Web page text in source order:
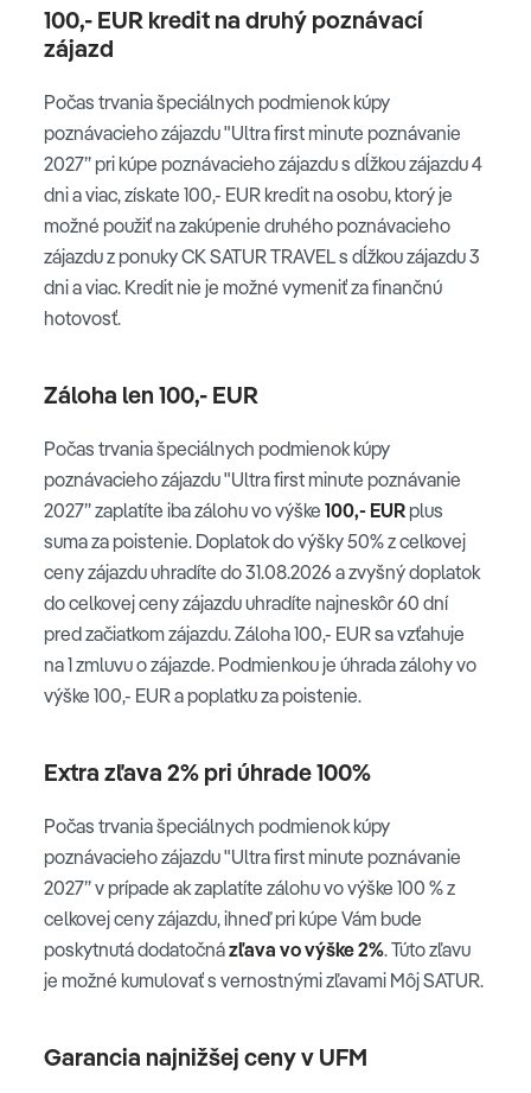
100,- EUR kredit na druhý poznávací
zájazd
Počas trvania špeciálnych podmienok kúpy
poznávacieho zájazdu "Ultra first minute poznávanie
2027” pri kúpe poznávacieho zájazdu s dĺžkou zájazdu 4
dni a viac, získate 100,- EUR kredit na osobu, ktorý je
možné použiť na zakúpenie druhého poznávacieho
zájazdu z ponuky CK SATUR TRAVEL s dĺžkou zájazdu 3
dni a viac. Kredit nie je možné vymeniť za finančnú
hotovosť.
Záloha len 100,- EUR
Počas trvania špeciálnych podmienok kúpy
poznávacieho zájazdu "Ultra first minute poznávanie
2027” zaplatíte iba zálohu vo výške 100,- EUR plus
suma za poistenie. Doplatok do výšky 50% z celkovej
ceny zájazdu uhradíte do 31.08.2026 a zvyšný doplatok
do celkovej ceny zájazdu uhradíte najneskôr 60 dní
pred začiatkom zájazdu. Záloha 100,- EUR sa vzťahuje
na 1 zmluvu o zájazde. Podmienkou je úhrada zálohy vo
výške 100,- EUR a poplatku za poistenie.
Extra zľava 2% pri úhrade 100%
Počas trvania špeciálnych podmienok kúpy
poznávacieho zájazdu "Ultra first minute poznávanie
2027” v prípade ak zaplatíte zálohu vo výške 100 % z
celkovej ceny zájazdu, ihneď pri kúpe Vám bude
poskytnutá dodatočnázľava vo výške 2%. Túto zľavu
je možné kumulovať s vernostnými zľavami Môj SATUR.
Garancia najnižšej ceny v UFM